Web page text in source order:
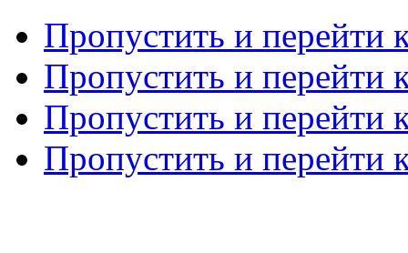
Пропустить и перейти
Пропустить и перейти
Пропустить и перейти
Пропустить и перейти